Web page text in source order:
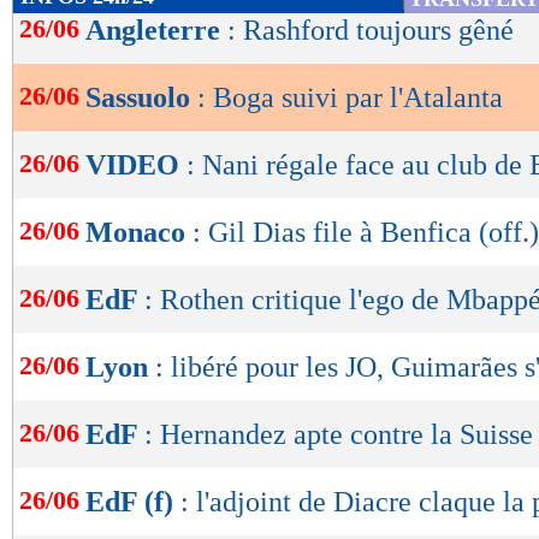
de
lecture
OK
26/06 Angleterre : Rashford toujours gêné
26/06 Sassuolo : Boga suivi par l'Atalanta
26/06 VIDEO : Nani régale face au club de
26/06 Monaco : Gil Dias file à Benfica (off.)
26/06 EdF : Rothen critique l'ego de
26/06 Lyon : libéré pour les JO, Guimarães
26/06 EdF : Hernandez apte contre la Suisse
26/06 EdF (f) : l'adjoint de Diacre claque la